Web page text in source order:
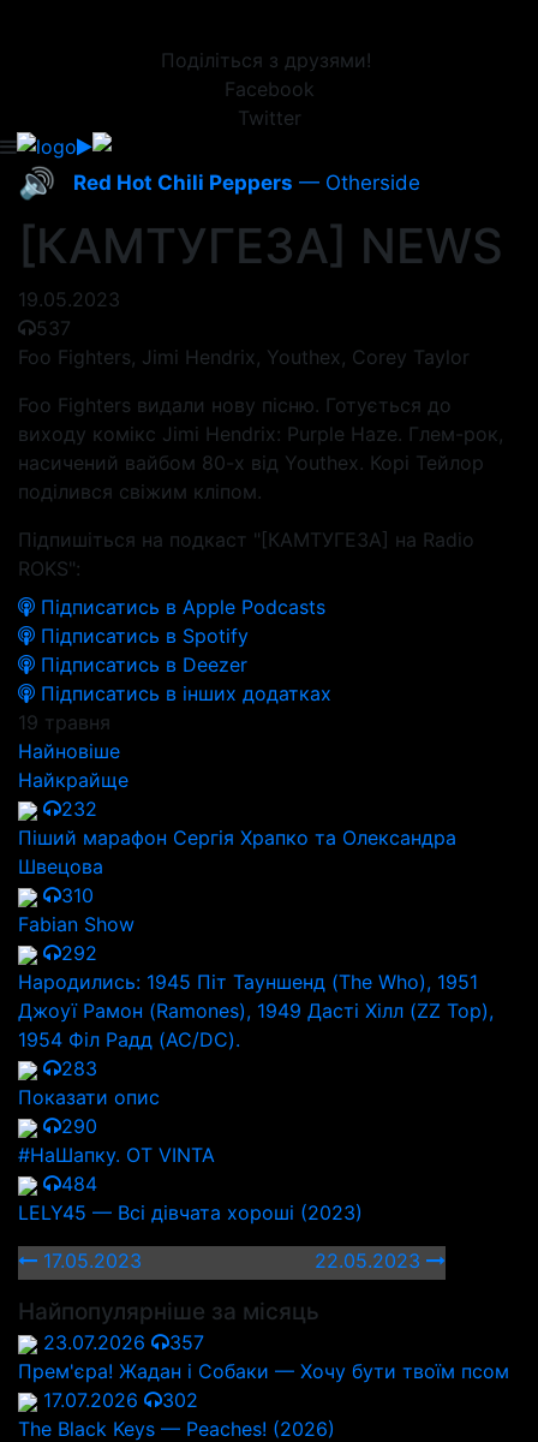
Поділіться з друзями!
Facebook
Twitter
🔊 Red Hot Chili Peppers — Otherside
[КАМТУГЕЗА] NEWS
19.05.2023
537
Foo Fighters, Jimi Hendrix, Youthex, Corey Taylor
Foo Fighters видали нову пісню. Готується до
виходу комікс Jimi Hendrix: Purple Haze. Глем-рок,
насичений вайбом 80-х від Youthex. Корі Тейлор
поділився свіжим кліпом.
Підпишіться на подкаст "[КАМТУГЕЗА] на Radio
ROKS":
Підписатись в Apple Podcasts
Підписатись в Spotify
Підписатись в Deezer
Підписатись в інших додатках
19 травня
Найновіше
Найкрайще
232
Піший марафон Сергія Храпко та Олександра
Швецова
310
Fabian Show
292
Народились: 1945 Піт Тауншенд (The Who), 1951
Джоуї Рамон (Ramones), 1949 Дасті Хілл (ZZ Top),
1954 Філ Радд (AC/DC).
283
Показати опис
290
#НаШапку. OT VINTA
484
LELY45 — Всі дівчата хороші (2023)
17.05.2023
22.05.2023
Найпопулярніше за місяць
23.07.2026
357
Прем'єра! Жадан і Собаки — Хочу бути твоїм псом
17.07.2026
302
The Black Keys — Peaches! (2026)